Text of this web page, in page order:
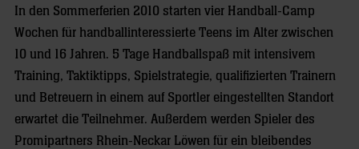
In den Sommerferien 2010 starten vier Handball-Camp
Wochen für handballinteressierte Teens im Alter zwischen
10 und 16 Jahren. 5 Tage Handballspaß mit intensivem
Training, Taktiktipps, Spielstrategie, qualifizierten Trainern
und Betreuern in einem auf Sportler eingestellten Standort
erwartet die Teilnehmer. Außerdem werden Spieler des
Promipartners Rhein-Neckar Löwen für ein bleibendes